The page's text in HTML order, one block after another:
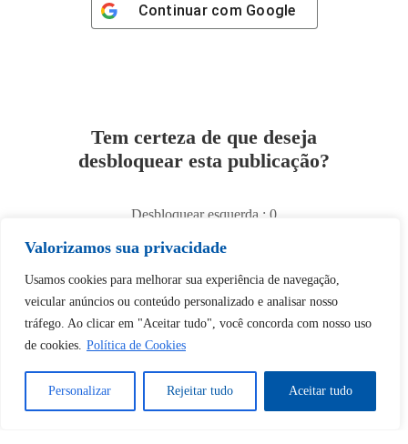
Valorizamos sua privacidade
Usamos cookies para melhorar sua experiência de navegação,
veicular anúncios ou conteúdo personalizado e analisar nosso
tráfego. Ao clicar em "Aceitar tudo", você concorda com nosso uso
de cookies. Política de Cookies
Personalizar Rejeitar tudo Aceitar tudo
Continuar com Google
Tem certeza de que deseja
desbloquear esta publicação?
Desbloquear esquerda : 0